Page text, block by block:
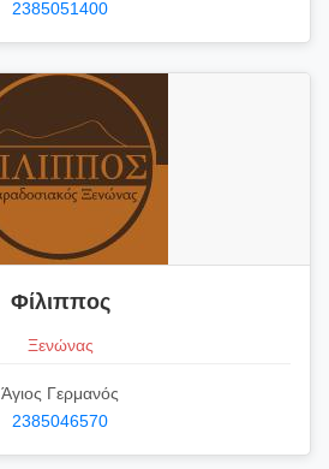
2385051400
Φίλιππος
Ξενώνας
Άγιος Γερμανός
2385046570